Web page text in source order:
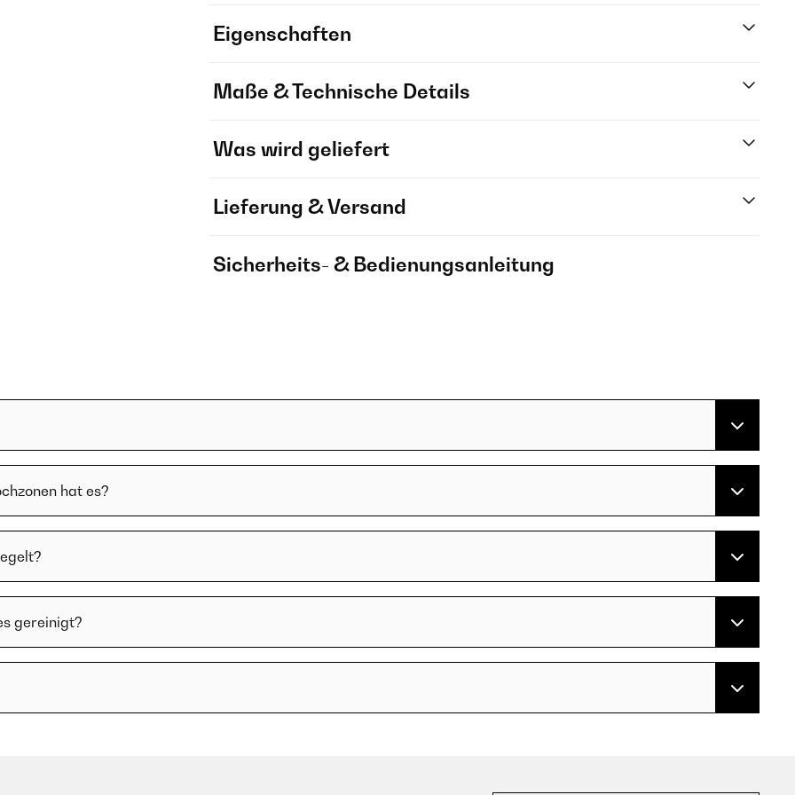
Eigenschaften
Maße & Technische Details
Was wird geliefert
Lieferung & Versand
Sicherheits- & Bedienungsanleitung
hat es?
gereinigt?